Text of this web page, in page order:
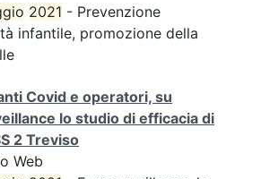
2021 - Prevenzione
infantile, promozione della
Covid e operatori, su
lo studio di efficacia di
2 Treviso
Web